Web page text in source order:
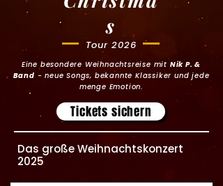
s
Tour 2026
Eine besondere Weihnachtsreise mit Nik P. &
Band - neue Songs, bekannte Klassiker und jede
menge Emotion.
Tickets sichern
Das große Weihnachtskonzert
2025